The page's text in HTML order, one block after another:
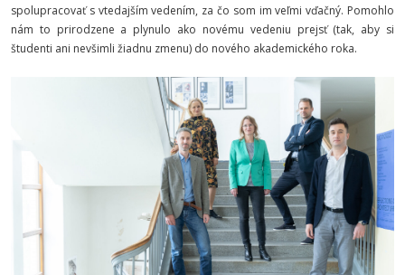
spolupracovať s vtedajším vedením, za čo som im veľmi vďačný. Pomohlo
nám to prirodzene a plynulo ako novému vedeniu prejsť (tak, aby si
študenti ani nevšimli žiadnu zmenu) do nového akademického roka.